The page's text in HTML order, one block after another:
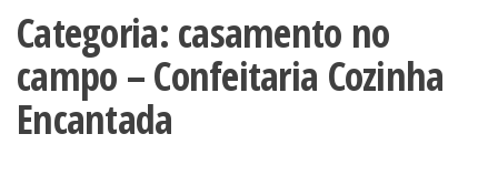
Categoria: casamento no
campo – Confeitaria Cozinha
Encantada